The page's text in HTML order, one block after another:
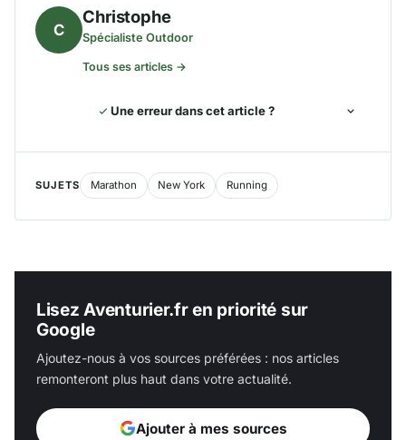
C
Christophe
Spécialiste Outdoor
Tous ses articles →
Une erreur dans cet article ?
SUJETS Marathon New York Running
Lisez Aventurier.fr en priorité sur
Google
Ajoutez-nous à vos sources préférées : nos articles
remonteront plus haut dans votre actualité.
Ajouter à mes sources